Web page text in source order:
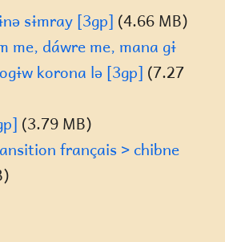
sɨmray [3gp] (4.66 MB)
me, dáwre me, mana gɨ
korona lə [3gp] (7.27
(3.79 MB)
français > chibne